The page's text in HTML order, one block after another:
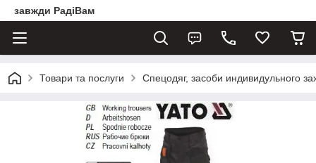
завжди РадіВам
Товари та послуги Спецодяг, засоби индивидульного